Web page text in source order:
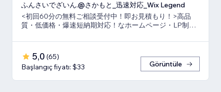
ふんさいでざいん.@さかもと_迅速対応_Wix Legend
<初回60分の無料ご相談受付中！即お見積もり！>高品
質・低価格・爆速短納期対応！なホームページ・LP制作
5,0 (65)
Başlangıç fiyatı: $33
Görüntüle